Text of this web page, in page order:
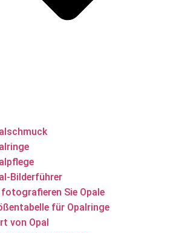
Bilderführer
fotografieren Sie Opale
für Opalringe
von Opal